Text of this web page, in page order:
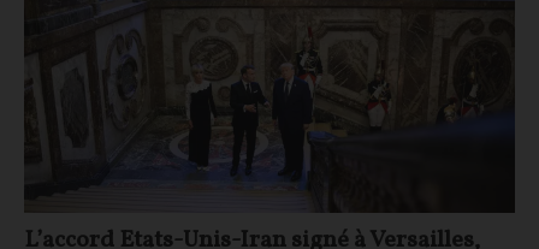
L’accord Etats-Unis-Iran signé à Versailles,